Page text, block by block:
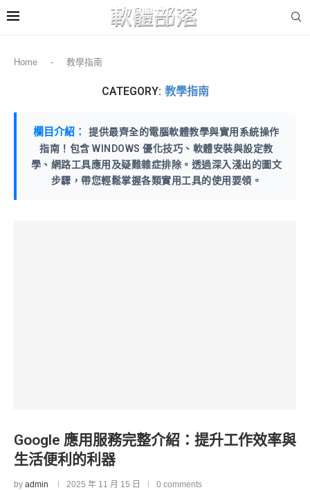
Home - 教學指南
CATEGORY: 教學指南
欄目介紹：
提供最齊全的電腦軟體教學與實用系統操作
指南！包含 WINDOWS 優化技巧、軟體安裝與設定教
學、網路工具應用及疑難雜症排除。透過深入淺出的圖文
步驟，帶您輕鬆掌握各類實用工具的使用要領。
Google 應用服務完整介紹：提升工作效率與
生活便利的利器
by admin 2025 年 11 月 15 日 0 comments